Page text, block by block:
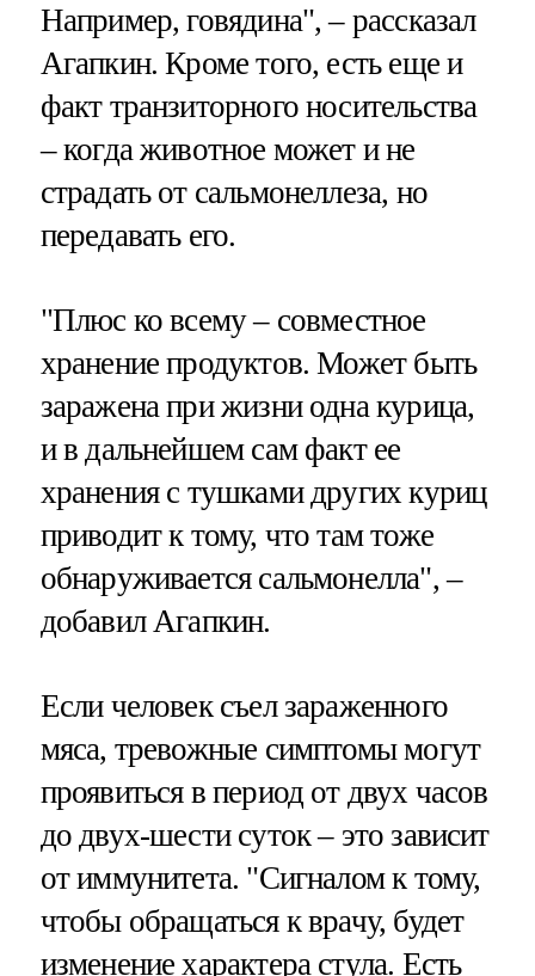
Например, говядина", – рассказал
Агапкин. Кроме того, есть еще и
факт транзиторного носительства
– когда животное может и не
страдать от сальмонеллеза, но
передавать его.
"Плюс ко всему – совместное
хранение продуктов. Может быть
заражена при жизни одна курица,
и в дальнейшем сам факт ее
хранения с тушками других куриц
приводит к тому, что там тоже
обнаруживается сальмонелла", –
добавил Агапкин.
Если человек съел зараженного
мяса, тревожные симптомы могут
проявиться в период от двух часов
до двух-шести суток – это зависит
от иммунитета. "Сигналом к тому,
чтобы обращаться к врачу, будет
изменение характера стула. Есть